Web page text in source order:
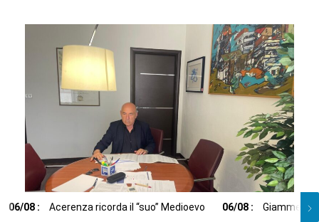
06/08 : Acerenza ricorda il “suo” Medioevo 06/08 : Giammetta